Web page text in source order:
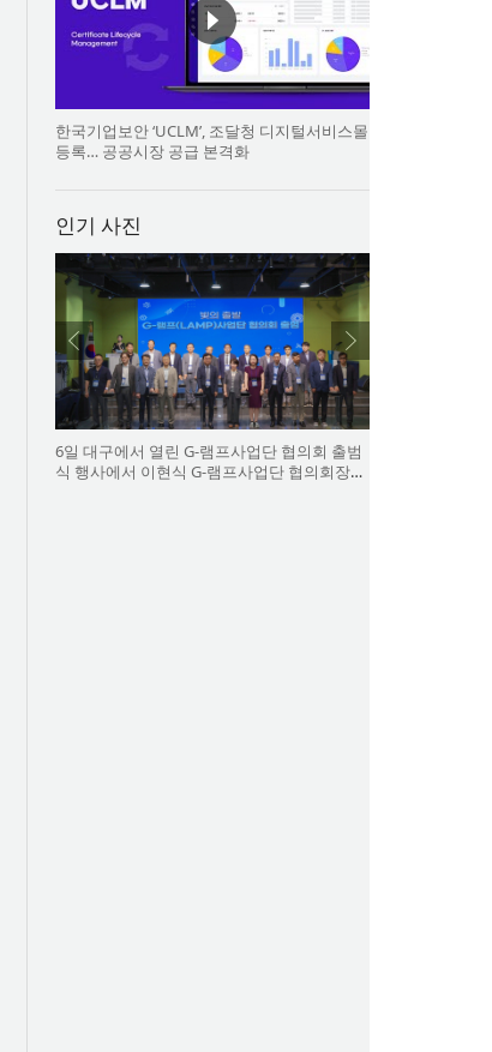
한국기업보안 ‘UCLM’, 조달청 디지털서비스몰
등록… 공공시장 공급 본격화
인기 사진
6일 대구에서 열린 G-램프사업단 협의회 출범
식 행사에서 이현식 G-램프사업단 협의회장